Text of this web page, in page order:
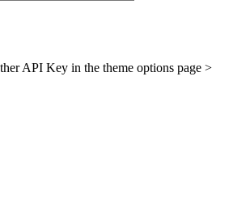
API Key in the theme options page >